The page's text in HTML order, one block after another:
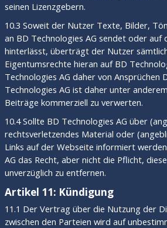
seinen Lizenzgebern.
10.3 Soweit der Nutzer Texte, Bilder,
an BD Technologies AG sendet oder auf
hinterlässt, überträgt der Nutzer
Eigentumsrechte hieran auf BD
Technologies AG daher von Ansprüchen
Technologies AG ist daher unter
Beiträge kommerziell zu verwerten.
10.4 Sollte BD Technologies AG über
rechtsverletzendes Material oder
Links auf der Webseite informiert
AG das Recht, aber nicht die Pflicht,
unverzüglich zu entfernen.
Artikel 11: Kündigung
11.1 Der Vertrag über die Nutzung der
zwischen den Parteien wird auf